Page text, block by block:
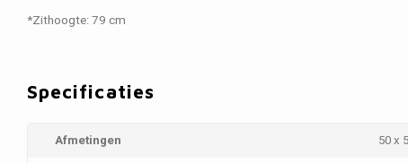
*Zithoogte: 79 cm
Specificaties
Afmetingen
50 x